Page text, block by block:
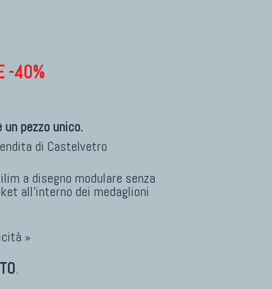
-40%
pezzo unico.
di Castelvetro
a disegno modulare senza
all'interno dei medaglioni
»
.